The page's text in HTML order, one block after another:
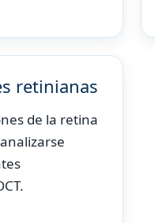
retinianas
de la retina